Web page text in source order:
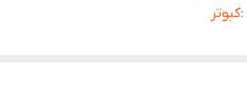
:کبوتر